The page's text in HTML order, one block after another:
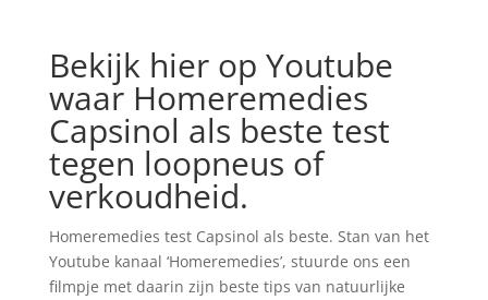
Bekijk hier op Youtube
waar Homeremedies
Capsinol als beste test
tegen loopneus of
verkoudheid.
Homeremedies test Capsinol als beste. Stan van het
Youtube kanaal ‘Homeremedies’, stuurde ons een
filmpje met daarin zijn beste tips van natuurlijke